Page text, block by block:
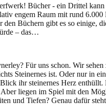
Bücher - ein Drittel kann
engem Raum mit rund 6.000
den Büchern gibt es so einige,
– das…
Für uns schon. Wir sehen
Steinernes ist. Oder nur in
ihr steinernes Herz enthüllt.
liegen im Spiel mit den
und Tiefen? Genau dafür